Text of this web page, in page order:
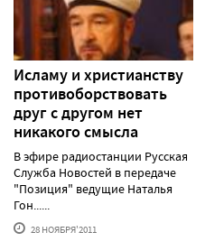
Исламу и христианству
противоборствовать
друг с другом нет
никакого смысла
В эфире радиостанции Русская
Служба Новостей в передаче
"Позиция" ведущие Наталья
Гон......
28 НОЯБРЯ'2011